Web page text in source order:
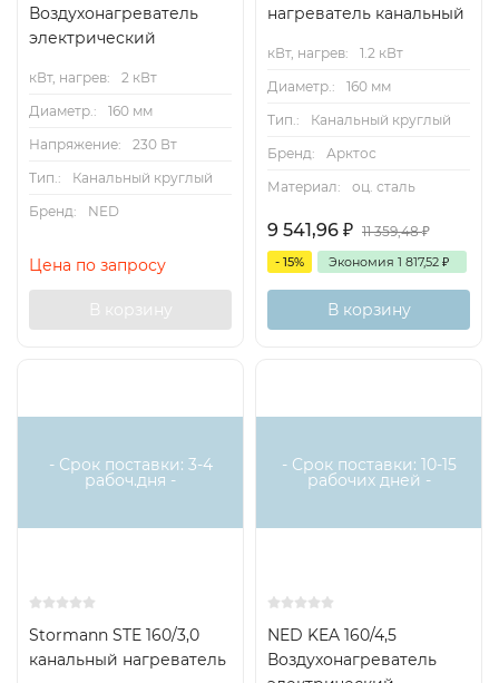
Воздухонагреватель
электрический
кВт, нагрев:
2 кВт
Диаметр.:
160 мм
Напряжение:
230 Вт
Тип.:
Канальный круглый
Бренд:
NED
Цена по запросу
В корзину
нагреватель канальный
кВт, нагрев:
1.2 кВт
Диаметр.:
160 мм
Тип.:
Канальный круглый
Бренд:
Арктос
Материал:
оц. сталь
9 541,96 ₽ 11 359,48₽
- 15% Экономия 1 817,52 ₽
В корзину
аналог
- Срок поставки: 3-4
рабоч.дня -
Stormann STE 160/3,0
канальный нагреватель
аналог
- Срок поставки: 10-15
рабочих дней -
NED KEA 160/4,5
Воздухонагреватель